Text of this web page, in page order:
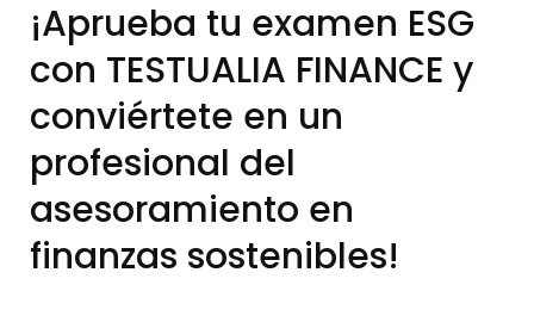
¡Aprueba tu examen ESG
con TESTUALIA FINANCE y
conviértete en un
profesional del
asesoramiento en
finanzas sostenibles!